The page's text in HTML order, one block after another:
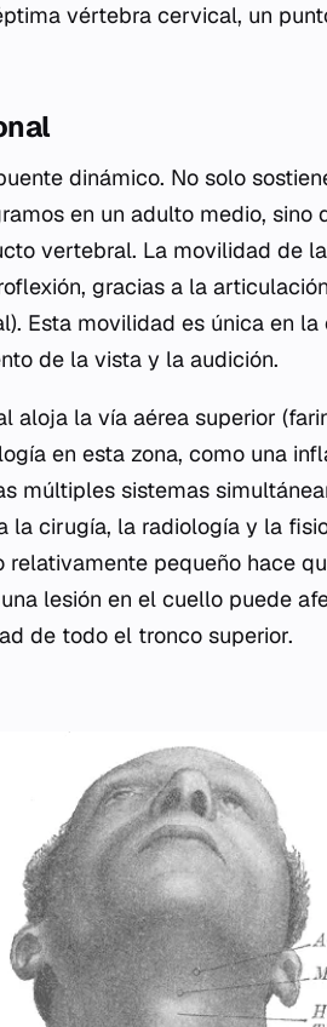
vértebra cervical, un
dinámico. No solo
en un adulto medio, sino
vertebral. La movilidad de
gracias a la
Esta movilidad es única en
de la vista y la audición.
aloja la vía aérea superior
en esta zona, como una
múltiples sistemas
la cirugía, la radiología y la
relativamente pequeño hace
lesión en el cuello puede
de todo el tronco superior.